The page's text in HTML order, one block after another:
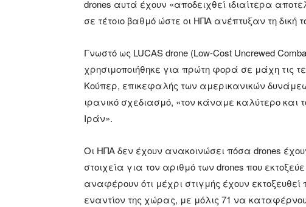
drones αυτά έχουν «αποδειχθεί ιδιαίτερα
σε τέτοιο βαθμό ώστε οι ΗΠΑ ανέπτυξαν τη δική
Γνωστό ως LUCAS drone (Low-Cost Uncrewed
χρησιμοποιήθηκε για πρώτη φορά σε μάχη τις
Κούπερ, επικεφαλής των αμερικανικών
ιρανικό σχεδιασμό, «τον κάναμε καλύτερο και
Ιράν».
Οι ΗΠΑ δεν έχουν ανακοινώσει πόσα drones
στοιχεία για τον αριθμό των drones που
αναφέρουν ότι μέχρι στιγμής έχουν
εναντίον της χώρας, με μόλις 71 να